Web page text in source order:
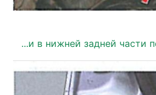
...и в нижней задней части